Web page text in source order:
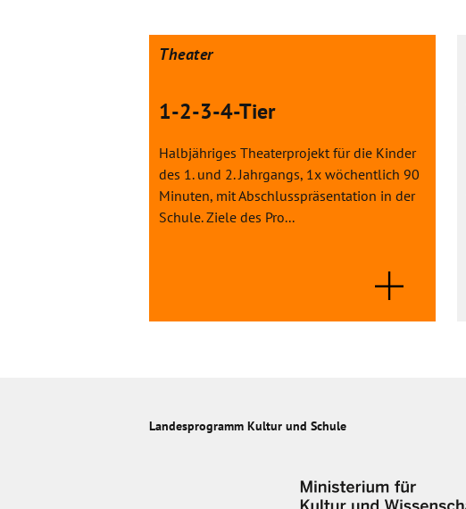
Theater
1-2-3-4-Tier
Halbjähriges Theaterprojekt für die Kinder
des 1. und 2. Jahrgangs, 1x wöchentlich 90
Minuten, mit Abschlusspräsentation in der
Schule. Ziele des Pro...
Landesprogramm Kultur und Schule